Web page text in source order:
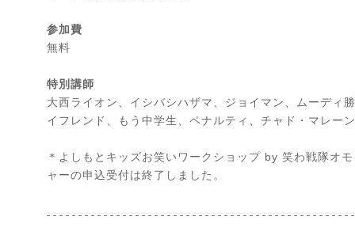
参加費
無料
特別講師
大西ライオン、イシバシハザマ、ジョイマン、ムーディ
イフレンド、もう中学生、ペナルティ、チャド・マレー
＊よしもとキッズお笑いワークショップ by 笑わ戦隊オ
ャーの申込受付は終了しました。